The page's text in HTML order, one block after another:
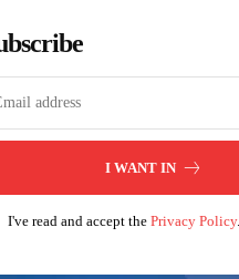
I WANT IN
I've read and accept thePrivacy Policy.